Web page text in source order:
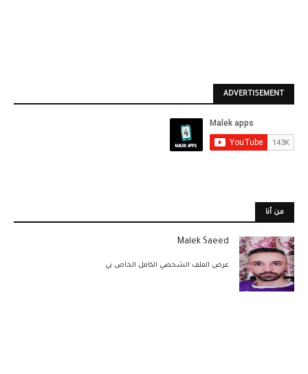
ADVERTISEMENT
من أنا
Malek Saeed
عرض الملف الشخصي الكامل الخاص بي